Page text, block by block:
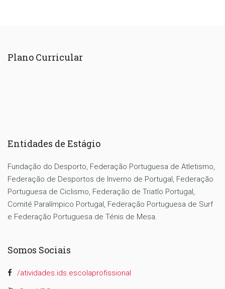
Plano Curricular
Entidades de Estágio
Fundação do Desporto, Federação Portuguesa de Atletismo,
Federação de Desportos de Inverno de Portugal, Federação
Portuguesa de Ciclismo, Federação de Triatlo Portugal,
Comité Paralímpico Portugal, Federação Portuguesa de Surf
e Federação Portuguesa de Ténis de Mesa.
Somos Sociais
/atividades.ids.escolaprofissional